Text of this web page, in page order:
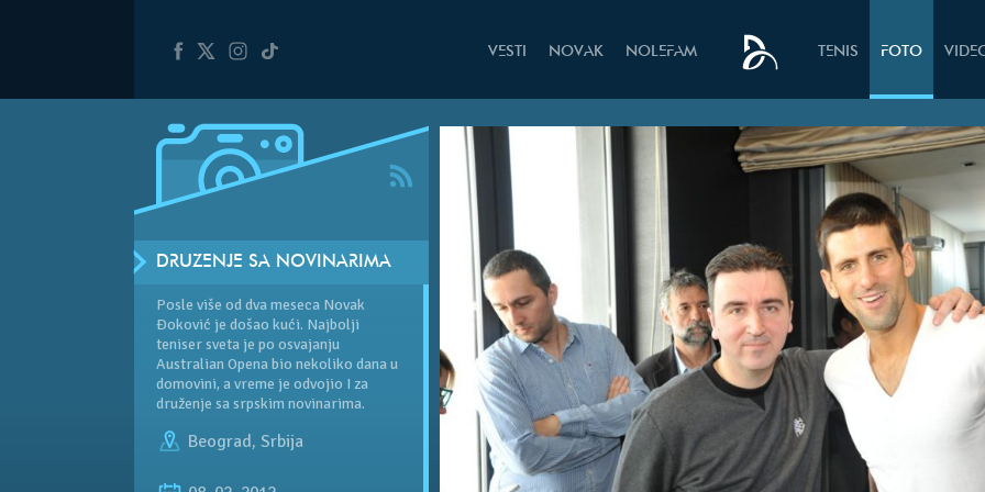
VESTI NOVAK NOLEFAM TENIS FOTO
DRUŽENJE SA NOVINARIMA
Posle više od dva meseca Novak
Đoković je došao kući. Najbolji
teniser sveta je po osvajanju
Australian Opena bio nekoliko dana u
domovini, a vreme je odvojio I za
druženje sa srpskim novinarima.
Beograd, Srbija